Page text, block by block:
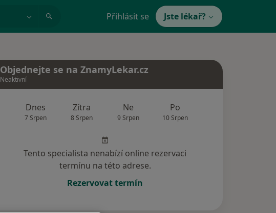
Přihlásit se Jste lékař?
Objednejte se na ZnamyLekar.cz
Neaktivní
Dnes
7 Srpen
Zítra
8 Srpen
Ne
9 Srpen
Po
10 Srpen
Tento specialista nenabízí online rezervaci
termínu na této adrese.
Rezervovat termín